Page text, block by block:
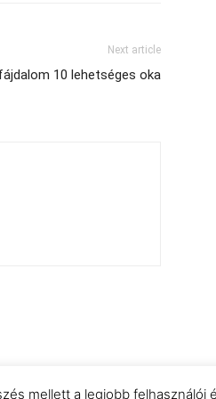
Next article
10 lehetséges oka
mellett a legjobb felhasználói